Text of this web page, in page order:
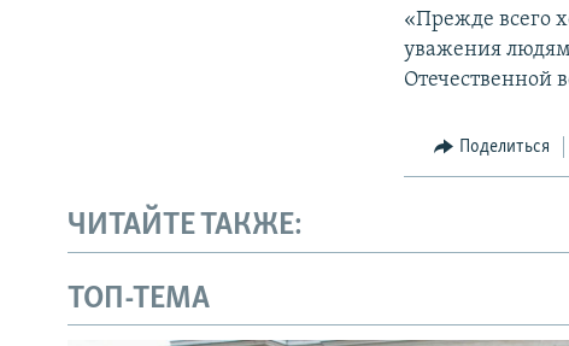
«Прежде всего
уважения
Отечественной
Поделиться
ЧИТАЙТЕ ТАКЖЕ:
ТОП-ТЕМА